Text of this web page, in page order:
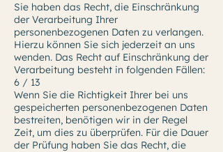
Sie haben das Recht, die Einschränkung
der Verarbeitung Ihrer
personenbezogenen Daten zu verlangen.
Hierzu können Sie sich jederzeit an uns
wenden. Das Recht auf Einschränkung der
Verarbeitung besteht in folgenden Fällen:
6 / 13
Wenn Sie die Richtigkeit Ihrer bei uns
gespeicherten personenbezogenen Daten
bestreiten, benötigen wir in der Regel
Zeit, um dies zu überprüfen. Für die Dauer
der Prüfung haben Sie das Recht, die